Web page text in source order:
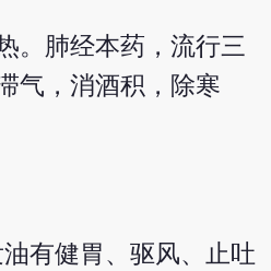
。肺经本药，流行三
气，消酒积，除寒
有健胃、驱风、止吐